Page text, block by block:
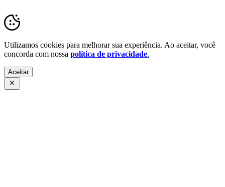
Utilizamos cookies para melhorar sua experiência. Ao aceitar, você
concorda com nossa política de privacidade.
Aceitar